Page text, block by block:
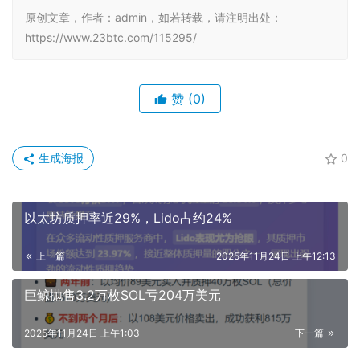
原创文章，作者：admin，如若转载，请注明出处：
https://www.23btc.com/115295/
赞 (0)
0
生成海报
以太坊质押率近29%，Lido占约24%
上一篇 2025年11月24日 上午12:13
巨鲸抛售3.2万枚SOL亏204万美元
下一篇
2025年11月24日 上午1:03